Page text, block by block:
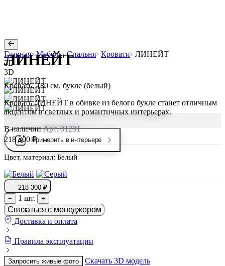
Главная Мебель Спальня Кровати
ЛИНЕЙТ
3D
3D
Примерить в интерьере
ЛИНЕЙТ
Кровать, 180 см, букле (белый)
Кровать ЛИНЕЙТ в обивке из белого букле станет отличным
акцентом в светлых и романтичных интерьерах.
В наличии Арт. 01201
218 300 ₽
Цвет, материал: Белый
218 300 ₽
−
1 шт. +
Связаться с менеджером
Доставка и оплата
Правила эксплуатации
Запросить живые фото Скачать 3D модель